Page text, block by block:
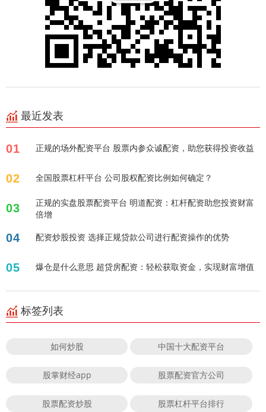
最近发表
01 正规的场外配资平台 股票内参众诚配资，助您获得投资收益
02 全国股票杠杆平台 公司股权配资比例如何确定？
03
正规的实盘股票配资平台 明道配资：杠杆配资助您投资财富
倍增
04 配资炒股投资 选择正规贷款公司进行配资操作的优势
05 爆仓是什么意思 超贷房配资：轻松获取资金，实现财富增值
标签列表
如何炒股 中国十大配资平台
股掌财经app 股票配资官方公司
股票配资炒股 股票杠杆平台排行